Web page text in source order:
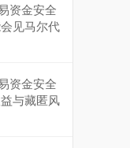
资金安全
见马尔代
资金安全
与藏匿风